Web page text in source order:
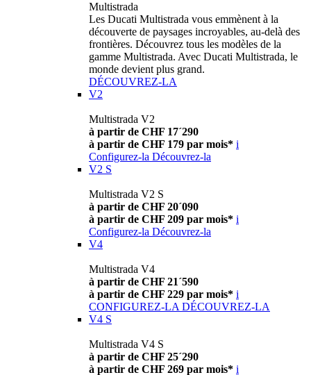
Multistrada
Les Ducati Multistrada vous emmènent à la
découverte de paysages incroyables, au-delà des
frontières. Découvrez tous les modèles de la
gamme Multistrada. Avec Ducati Multistrada, le
monde devient plus grand.
DÉCOUVREZ-LA
V2
Multistrada V2
à partir de CHF 17´290
à partir de CHF 179 par mois* i
Configurez-la Découvrez-la
V2 S
Multistrada V2 S
à partir de CHF 20´090
à partir de CHF 209 par mois* i
Configurez-la Découvrez-la
V4
Multistrada V4
à partir de CHF 21´590
à partir de CHF 229 par mois* i
CONFIGUREZ-LA DÉCOUVREZ-LA
V4 S
Multistrada V4 S
à partir de CHF 25´290
à partir de CHF 269 par mois* i